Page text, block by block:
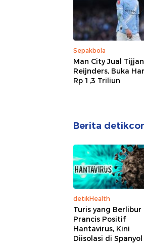
Sepakbola
Man City Jual
Reijnders, Buka
Rp 1,3 Triliun
Berita
detikHealth
Turis yang Berlibur
Prancis Positif
Hantavirus, Kini
Diisolasi di Spanyol